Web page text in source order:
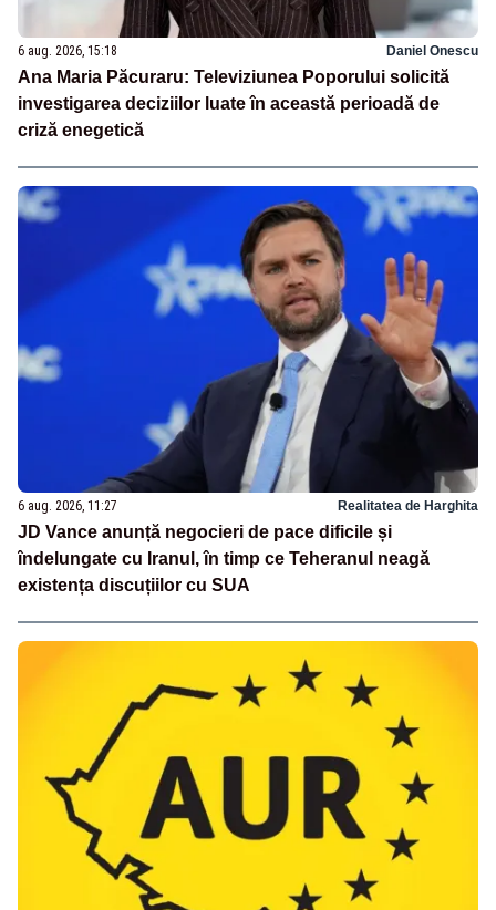
6 aug. 2026, 15:18 Daniel Onescu
Ana Maria Păcuraru: Televiziunea Poporului solicită
investigarea deciziilor luate în această perioadă de
criză enegetică
6 aug. 2026, 11:27 Realitatea de Harghita
JD Vance anunță negocieri de pace dificile și
îndelungate cu Iranul, în timp ce Teheranul neagă
existența discuțiilor cu SUA